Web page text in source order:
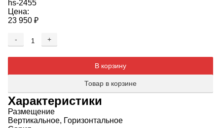
hs-2455
Цена:
23 950 ₽
-
+
В корзину
Товар в корзине
Характеристики
Размещение
Вертикальное, Горизонтальное